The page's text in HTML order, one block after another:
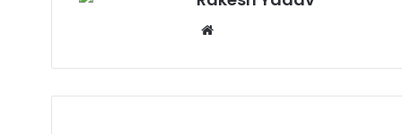
b
s